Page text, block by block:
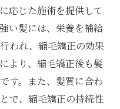
応じた施術を提供して
い髪には、栄養を補給
われ、縮毛矯正の効果
より、縮毛矯正後も髪
す。また、髪質に合わ
で、縮毛矯正の持続性